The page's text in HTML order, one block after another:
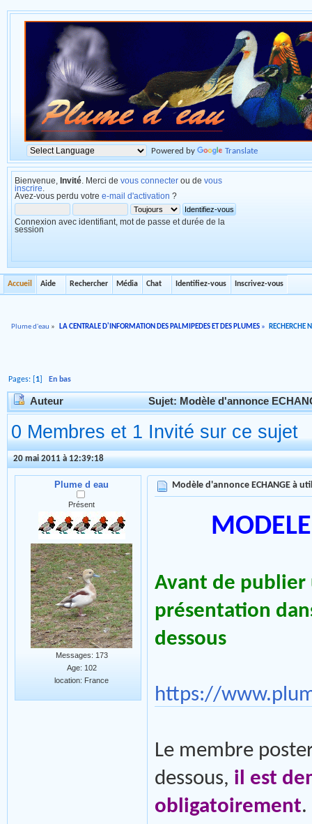
Powered by Translate
Bienvenue, Invité . Merci de vous connecter ou de vous
inscrire
Avez-vous perdu votre e-mail d'activation ?
Connexion avec identifiant, mot de passe et durée de la
session
Accueil Aide Rechercher Média Chat Identifiez-vous Inscrivez-vous
Plume d'eau » LA CENTRALE D'INFORMATION DES PALMIPEDES ET DES PLUMES » RECHERCHE
Pages: [ 1 ]En bas
Auteur Sujet: Modèle d'annonce
0 Membres et 1 Invité sur ce sujet
20 mai 2011 à 12:39:18
Plume d eau
Présent
Messages: 173
Age: 102
location: France
Modèle d'annonce ECHANGE à
Avant de publier
présentation
dessous
https://
Le membre
dessous, il est
obligatoirement.